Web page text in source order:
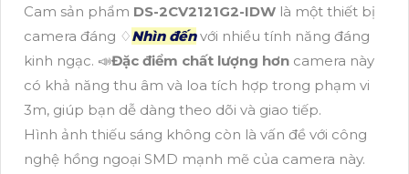
Cam sản phẩm DS-2CV2121G2-IDW là một thiết bị
camera đáng ♢Nhìn đếnvới nhiều tính năng đáng
kinh ngạc. 📣Đặc điểm chất lượng hơn camera này
có khả năng thu âm và loa tích hợp trong phạm vi
3m, giúp bạn dễ dàng theo dõi và giao tiếp.
Hình ảnh thiếu sáng không còn là vấn đề với công
nghệ hồng ngoại SMD mạnh mẽ của camera này.